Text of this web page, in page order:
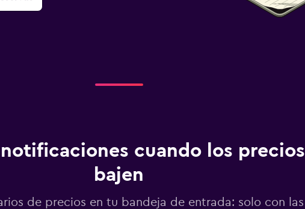
cuando los precios
bajen
de precios en tu bandeja de entrada: solo con las